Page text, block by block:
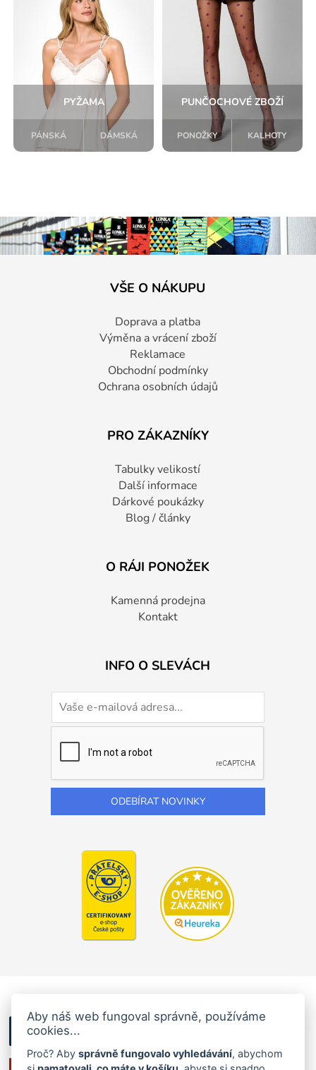
PYŽAMA
PÁNSKÁ DÁMSKÁ
PUNČOCHOVÉ ZBOŽÍ
PONOŽKY KALHOTY
VŠE O NÁKUPU
Doprava a platba
Výměna a vrácení zboží
Reklamace
Obchodní podmínky
Ochrana osobních údajů
PRO ZÁKAZNÍKY
Tabulky velikostí
Další informace
Dárkové poukázky
Blog / články
O RÁJI PONOŽEK
Kamenná prodejna
Kontakt
INFO O SLEVÁCH
Aby náš web fungoval správně, používáme
cookies...
Proč? Abysprávně fungovalo vyhledávání, abychom